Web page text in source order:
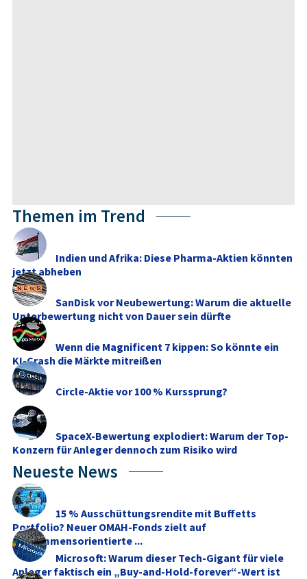
Themen im Trend
Indien und Afrika: Diese Pharma-Aktien könnten
jetzt abheben
SanDisk vor Neubewertung: Warum die aktuelle
Unterbewertung nicht von Dauer sein dürfte
Wenn die Magnificent 7 kippen: So könnte ein
KI-Crash die Märkte mitreißen
Circle-Aktie vor 100 % Kurssprung?
SpaceX-Bewertung explodiert: Warum der Top-
Konzern für Anleger dennoch zum Risiko wird
Neueste News
15 % Ausschüttungsrendite mit Buffetts
Portfolio? Neuer OMAH-Fonds zielt auf
einkommensorientierte ...
Microsoft: Warum dieser Tech-Gigant für viele
Anleger faktisch ein „Buy-and-Hold-forever“-Wert ist